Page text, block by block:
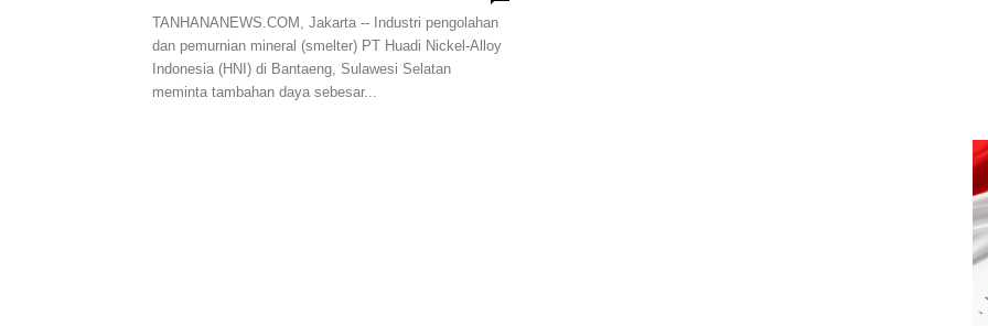
TANHANANEWS.COM, Jakarta -- Industri pengolahan
dan pemurnian mineral (smelter) PT Huadi Nickel-Alloy
Indonesia (HNI) di Bantaeng, Sulawesi Selatan
meminta tambahan daya sebesar...